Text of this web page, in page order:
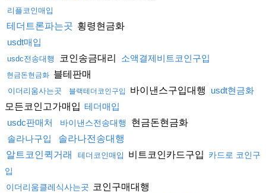
리플코인매입
테더트론파는곳 횡령현금화
usdt매입
usdc전송대행 코인송금대리 소액결제비트코인구입
현금돈현금화 블테판매
이더리움사는곳 블랙테더코인구입 바이낸스구입대행 usdt현금화
모든코인고가매입 테더매입
usdc판매처
바이낸스전송대행 현금돈현금화
솔라나구입
솔라나전송대행
알트코인퀵거래
테더코인매입 비트코인카드구입
카드로 코인구
입
이더리움클레식사는곳 코인구매대행